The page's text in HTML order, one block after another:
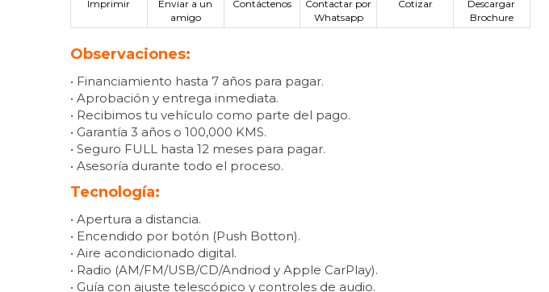
Imprimir
Enviar a un
amigo
Contáctenos
Contactar por
Whatsapp
Cotizar
Descargar
Brochure
Observaciones:
• Financiamiento hasta 7 años para pagar.
• Aprobación y entrega inmediata.
• Recibimos tu vehículo como parte del pago.
• Garantía 3 años o 100,000 KMS.
• Seguro FULL hasta 12 meses para pagar.
• Asesoría durante todo el proceso.
Tecnología:
• Apertura a distancia.
• Encendido por botón (Push Botton).
• Aire acondicionado digital.
• Radio (AM/FM/USB/CD/Andriod y Apple CarPlay).
• Guía con ajuste telescópico y controles de audio.